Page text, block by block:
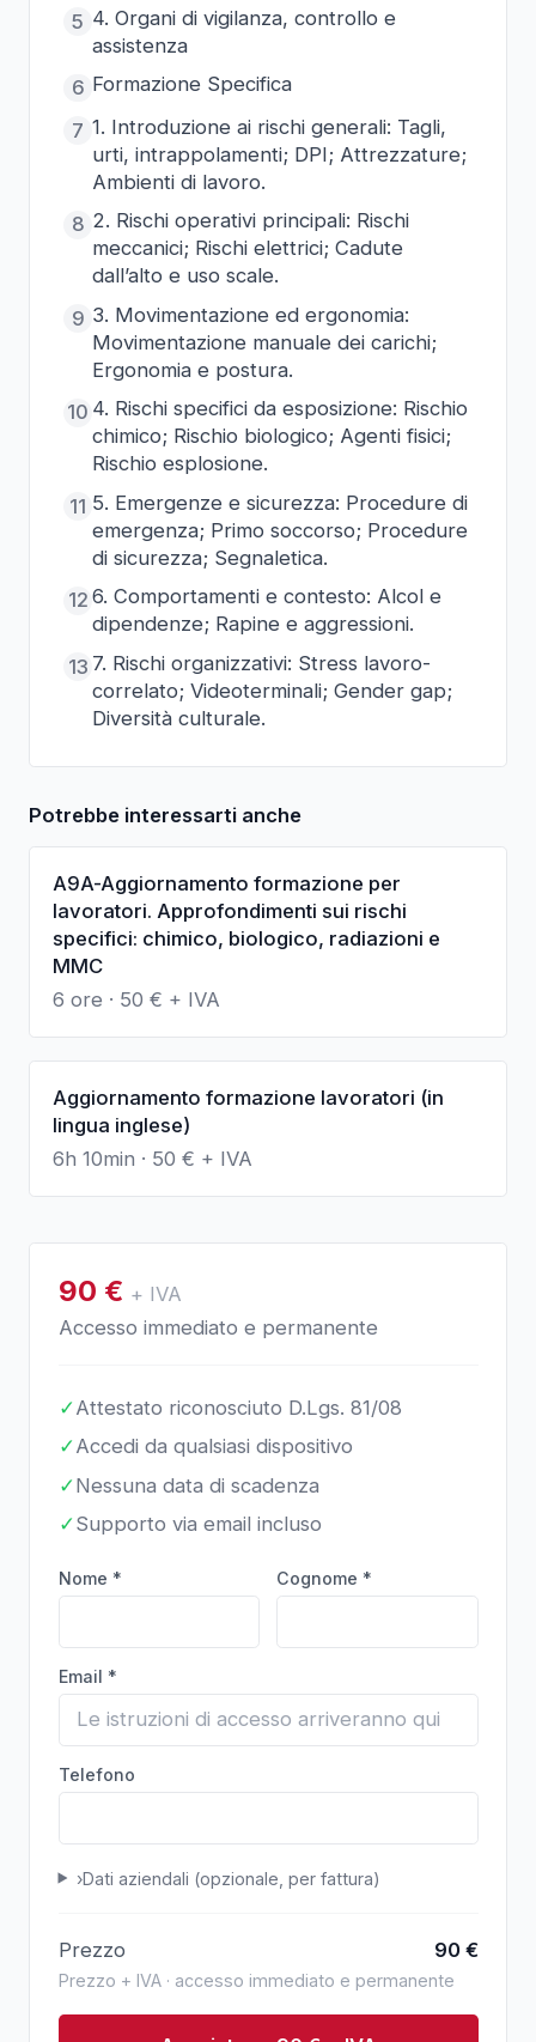
5 4. Organi di vigilanza, controllo e
assistenza
6 Formazione Specifica
7 1. Introduzione ai rischi generali: Tagli,
urti, intrappolamenti; DPI; Attrezzature;
Ambienti di lavoro.
8 2. Rischi operativi principali: Rischi
meccanici; Rischi elettrici; Cadute
dall’alto e uso scale.
9 3. Movimentazione ed ergonomia:
Movimentazione manuale dei carichi;
Ergonomia e postura.
10 4. Rischi specifici da esposizione: Rischio
chimico; Rischio biologico; Agenti fisici;
Rischio esplosione.
11 5. Emergenze e sicurezza: Procedure di
emergenza; Primo soccorso; Procedure
di sicurezza; Segnaletica.
12 6. Comportamenti e contesto: Alcol e
dipendenze; Rapine e aggressioni.
13 7. Rischi organizzativi: Stress lavoro-
correlato; Videoterminali; Gender gap;
Diversità culturale.
Potrebbe interessarti anche
A9A-Aggiornamento formazione per
lavoratori. Approfondimenti sui rischi
specifici: chimico, biologico, radiazioni e
MMC
6 ore · 50 € + IVA
Aggiornamento formazione lavoratori (in
lingua inglese)
6h 10min · 50 € + IVA
90 € + IVA
Accesso immediato e permanente
✓Attestato riconosciuto D.Lgs. 81/08
✓Accedi da qualsiasi dispositivo
✓Nessuna data di scadenza
✓Supporto via email incluso
Nome * Cognome *
Email *
Telefono
›Dati aziendali (opzionale, per fattura)
Prezzo 90€
Prezzo + IVA · accesso immediato e permanente